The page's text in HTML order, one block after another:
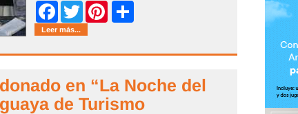
FacebookTwitter Pinterest
Leer más...
en “La Noche del
de Turismo